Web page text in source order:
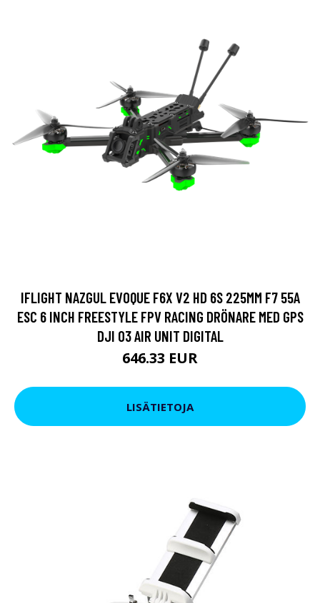
IFLIGHT NAZGUL EVOQUE F6X V2 HD 6S 225MM F7 55A
ESC 6 INCH FREESTYLE FPV RACING DRÖNARE MED GPS
DJI O3 AIR UNIT DIGITAL
646.33 EUR
LISÄTIETOJA